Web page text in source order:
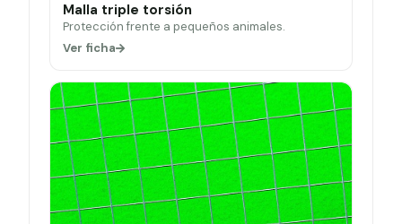
Malla triple torsión
Protección frente a pequeños animales.
Ver ficha